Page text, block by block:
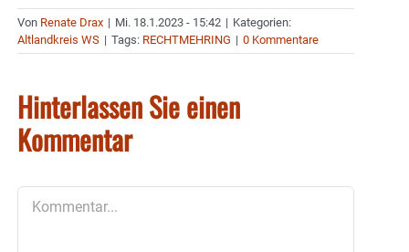
Von Renate Drax | Mi. 18.1.2023 - 15:42 | Kategorien:
Altlandkreis WS | Tags: RECHTMEHRING | 0 Kommentare
Hinterlassen Sie einen
Kommentar